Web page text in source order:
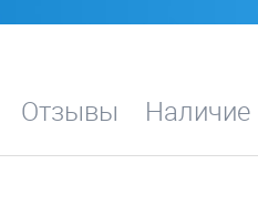
Отзывы Наличие